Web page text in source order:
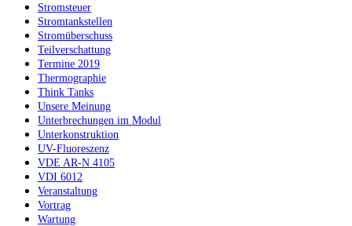
Stromsteuer
Stromtankstellen
Stromüberschuss
Teilverschattung
Termine 2019
Thermographie
Think Tanks
Unsere Meinung
Unterbrechungen im Modul
Unterkonstruktion
UV-Fluoreszenz
VDE AR-N 4105
VDI 6012
Veranstaltung
Vortrag
Wartung